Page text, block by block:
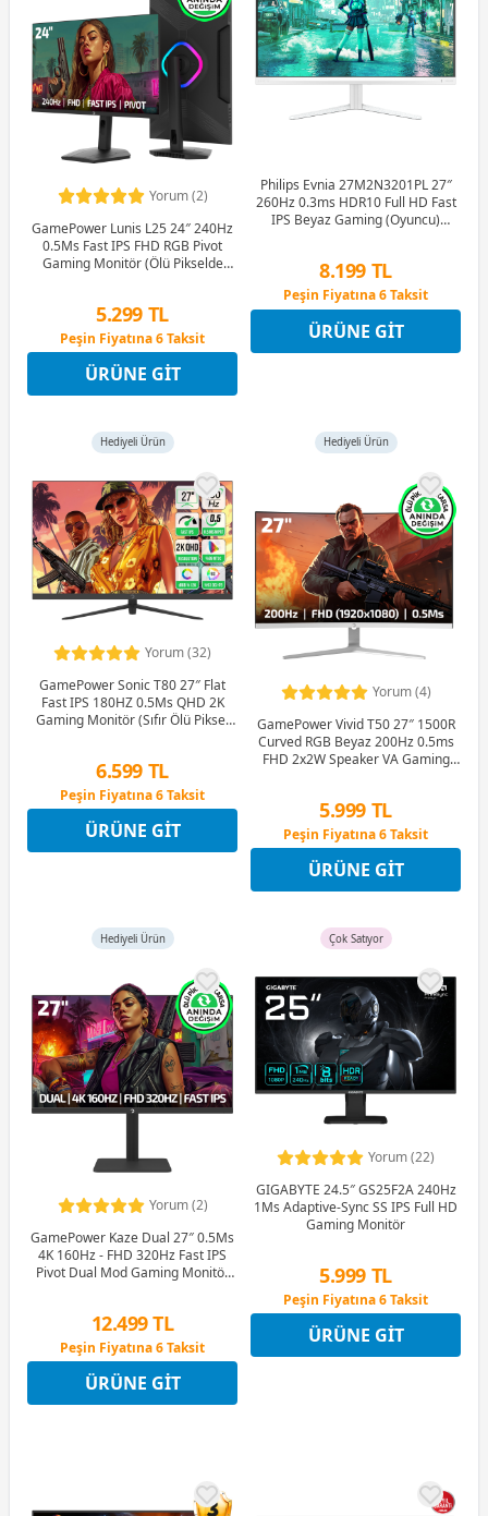
Yorum (2)
GamePower Lunis L25 24″ 240Hz
0.5Ms Fast IPS FHD RGB Pivot
Gaming Monitör (Ölü Pikselde
5.299 TL
Peşin Fiyatına 6 Taksit
12 Ay x 623 TL taksitle
Peşin Fiyatına 6 Taksit
ÜRÜNE GIT
Philips Evnia 27M2N3201PL 27″
260Hz 0.3ms HDR10 Full HD Fast
IPS Beyaz Gaming (Oyuncu)
8.199 TL
Peşin Fiyatına 6 Taksit
12 Ay x 964 TL taksitle
Peşin Fiyatına 6 Taksit
ÜRÜNE GIT
Hediyeli Ürün
Yorum (32)
GamePower Sonic T80 27″ Flat
Fast IPS 180HZ 0.5Ms QHD 2K
Gaming Monitör (Sıfır Ölü Piksel
6.599 TL
Peşin Fiyatına 6 Taksit
12 Ay x 776 TL taksitle
Peşin Fiyatına 6 Taksit
ÜRÜNE GIT
Hediyeli Ürün
Yorum (4)
GamePower Vivid T50 27″ 1500R
Curved RGB Beyaz 200Hz 0.5ms
FHD 2x2W Speaker VA Gaming
5.999 TL
Peşin Fiyatına 6 Taksit
12 Ay x 706 TL taksitle
Peşin Fiyatına 6 Taksit
ÜRÜNE GIT
Hediyeli Ürün
Yorum (2)
GamePower Kaze Dual 27″ 0.5Ms
4K 160Hz - FHD 320Hz Fast IPS
Pivot Dual Mod Gaming Monitör
12.499 TL
Peşin Fiyatına 6 Taksit
12 Ay x 1.470 TL taksitle
Peşin Fiyatına 6 Taksit
ÜRÜNE GIT
Çok Satıyor
Yorum (22)
GIGABYTE 24.5″ GS25F2A 240Hz
1Ms Adaptive-Sync SS IPS Full HD
Gaming Monitör
5.999 TL
Peşin Fiyatına 6 Taksit
12 Ay x 706 TL taksitle
Peşin Fiyatına 6 Taksit
ÜRÜNE GIT